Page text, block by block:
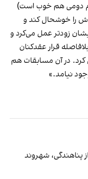
دومی هم خوب است)
را خوشحال کند و
زودتر عمل می‌کرد و
قرار عقدکنان
در آن مسابقات هم
نیامد.»